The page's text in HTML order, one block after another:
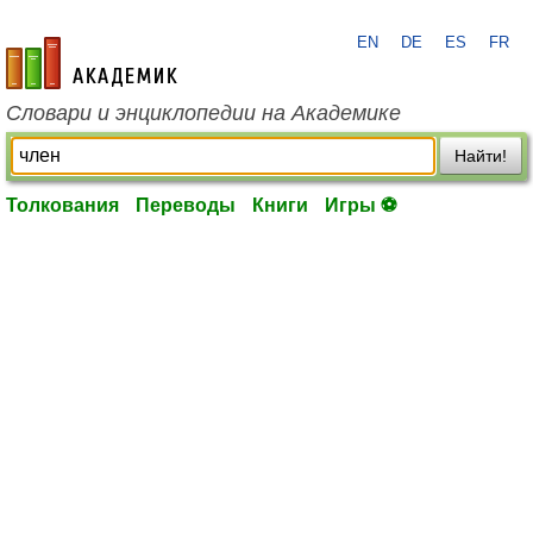
academic.ru
EN DE ES FR
Словари и энциклопедии на Академике
Найти!
Толкования Переводы Книги Игры ⚽